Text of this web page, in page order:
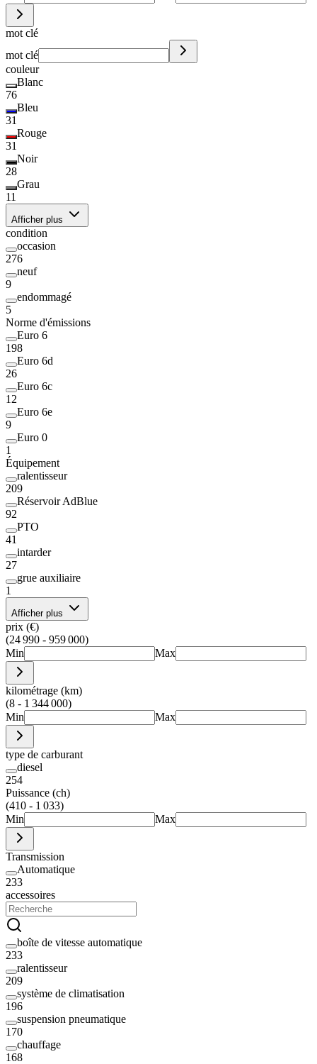
mot clé
mot clé
couleur
Blanc
76
Bleu
31
Rouge
31
Noir
28
Grau
11
Afficher plus
condition
occasion
276
neuf
9
endommagé
5
Norme d'émissions
Euro 6
198
Euro 6d
26
Euro 6c
12
Euro 6e
9
Euro 0
1
Équipement
ralentisseur
209
Réservoir AdBlue
92
PTO
41
intarder
27
grue auxiliaire
1
Afficher plus
prix (€)
(24 990 - 959 000)
Min
Max
kilométrage (km)
(8 - 1 344 000)
Min
Max
type de carburant
diesel
254
Puissance (ch)
(410 - 1 033)
Min
Max
Transmission
Automatique
233
accessoires
boîte de vitesse automatique
233
ralentisseur
209
système de climatisation
196
suspension pneumatique
170
chauffage
168